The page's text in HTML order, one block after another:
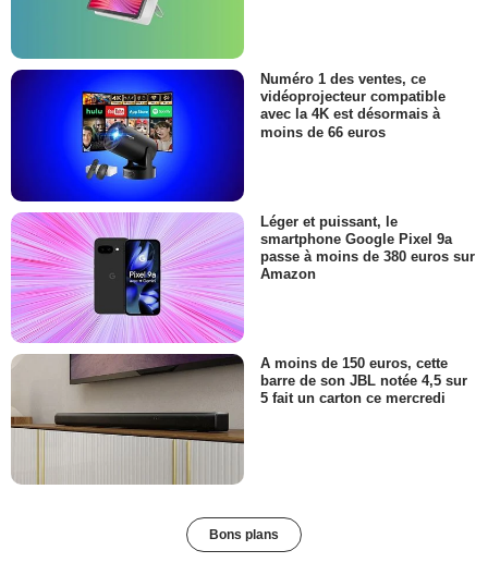
Numéro 1 des ventes, ce
vidéoprojecteur compatible
avec la 4K est désormais à
moins de 66 euros
Léger et puissant, le
smartphone Google Pixel 9a
passe à moins de 380 euros sur
Amazon
A moins de 150 euros, cette
barre de son JBL notée 4,5 sur
5 fait un carton ce mercredi
Bons plans